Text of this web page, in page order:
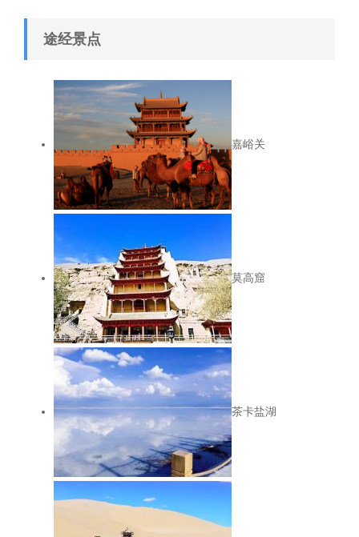
途经景点
嘉峪关
莫高窟
茶卡盐湖